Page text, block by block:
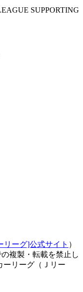
SUPPORTING
リーグ]公式サイト ）
複製・転載を禁止し
リーグ（Ｊリー